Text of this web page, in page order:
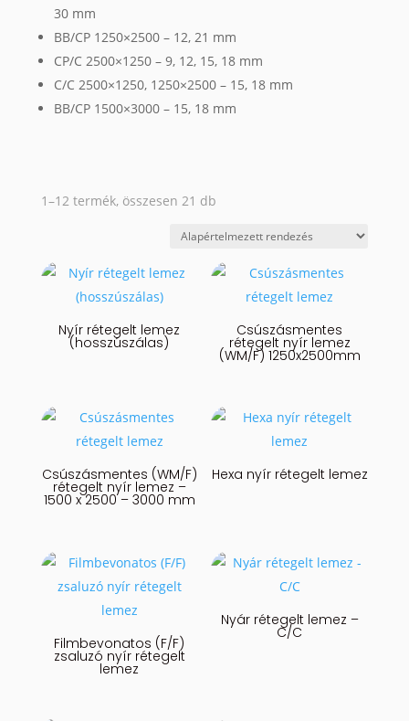
30 mm
BB/CP 1250×2500 – 12, 21 mm
CP/C 2500×1250 – 9, 12, 15, 18 mm
C/C 2500×1250, 1250×2500 – 15, 18 mm
BB/CP 1500×3000 – 15, 18 mm
1–12 termék, összesen 21 db
Nyír rétegelt lemez
(hosszúszálas)
Csúszásmentes
rétegelt nyír lemez
(WM/F) 1250x2500mm
Csúszásmentes (WM/F)
rétegelt nyír lemez –
1500 x 2500 – 3000 mm
Hexa nyír rétegelt lemez
Filmbevonatos (F/F)
zsaluzó nyír rétegelt
lemez
Nyár rétegelt lemez –
C/C